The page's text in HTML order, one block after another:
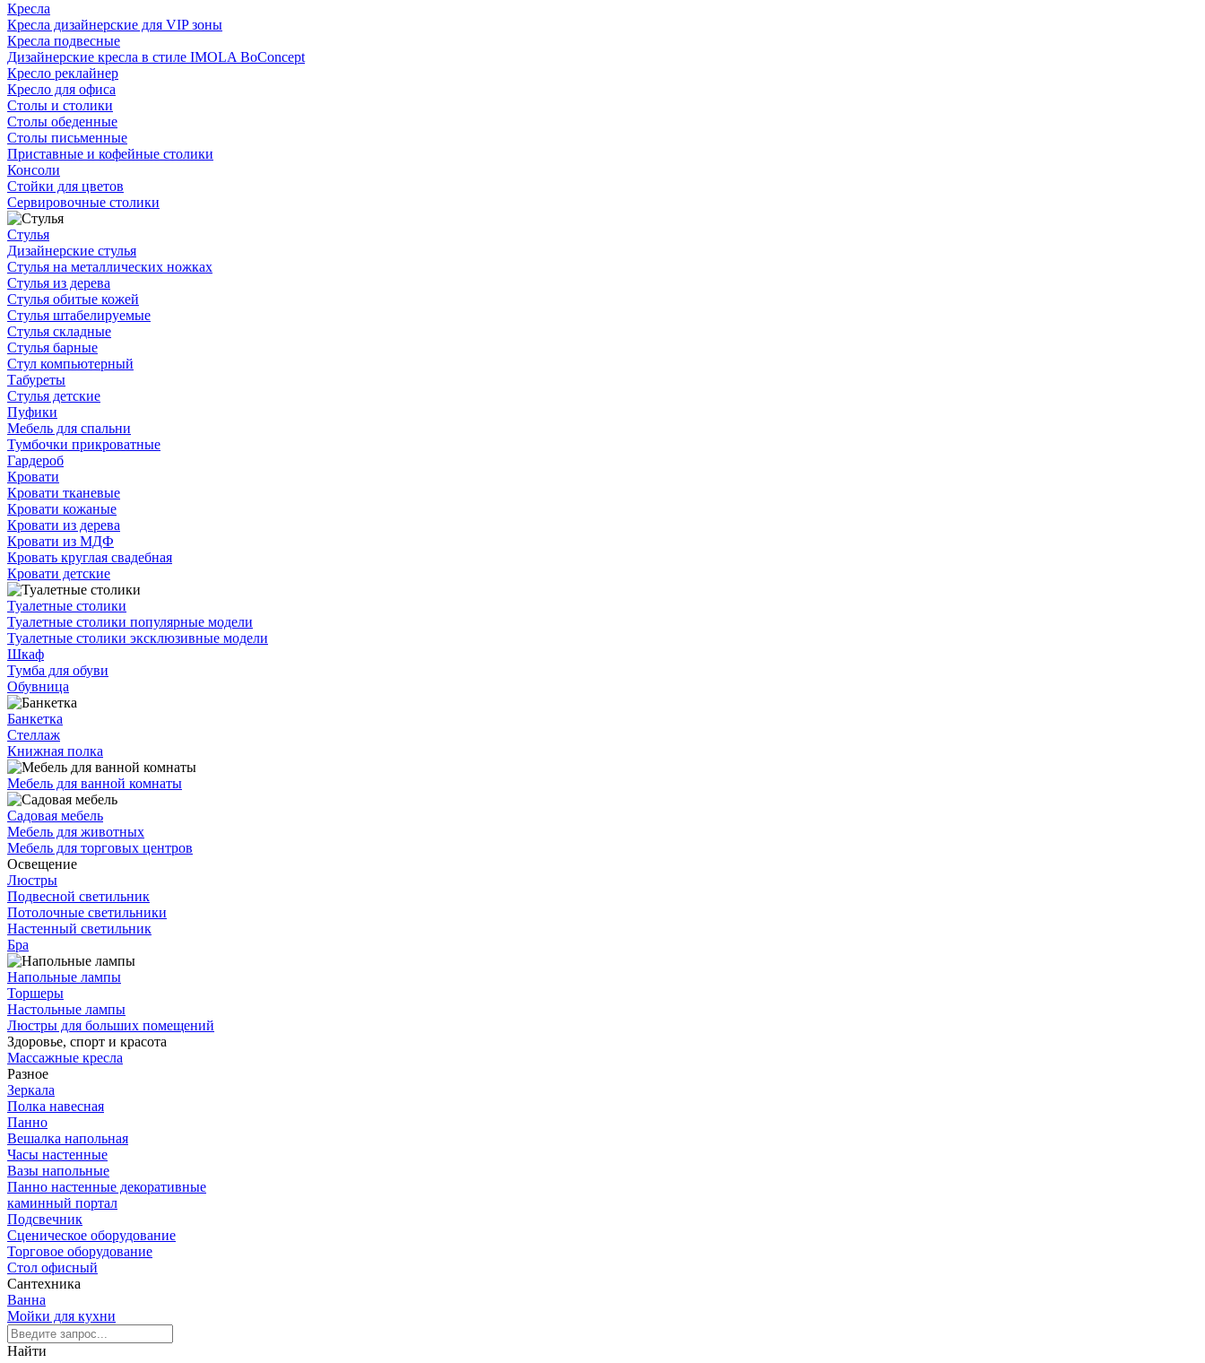
Кресла
Кресла дизайнерские для VIP зоны
Кресла подвесные
Дизайнерские кресла в стиле IMOLA BoConcept
Кресло реклайнер
Кресло для офиса
Столы и столики
Столы обеденные
Столы письменные
Приставные и кофейные столики
Консоли
Стойки для цветов
Сервировочные столики
Стулья
Дизайнерские стулья
Стулья на металлических ножках
Стулья из дерева
Стулья обитые кожей
Стулья штабелируемые
Стулья складные
Стулья барные
Стул компьютерный
Табуреты
Стулья детские
Пуфики
Мебель для спальни
Тумбочки прикроватные
Гардероб
Кровати
Кровати тканевые
Кровати кожаные
Кровати из дерева
Кровати из МДФ
Кровать круглая свадебная
Кровати детские
Туалетные столики
Туалетные столики популярные модели
Туалетные столики эксклюзивные модели
Шкаф
Тумба для обуви
Обувница
Банкетка
Стеллаж
Книжная полка
Мебель для ванной комнаты
Садовая мебель
Мебель для животных
Мебель для торговых центров
Освещение
Люстры
Подвесной светильник
Потолочные светильники
Настенный светильник
Бра
Напольные лампы
Торшеры
Настольные лампы
Люстры для больших помещений
Здоровье, спорт и красота
Массажные кресла
Разное
Зеркала
Полка навесная
Панно
Вешалка напольная
Часы настенные
Вазы напольные
Панно настенные декоративные
каминный портал
Подсвечник
Сценическое оборудование
Торговое оборудование
Стол офисный
Сантехника
Ванна
Мойки для кухни
Найти